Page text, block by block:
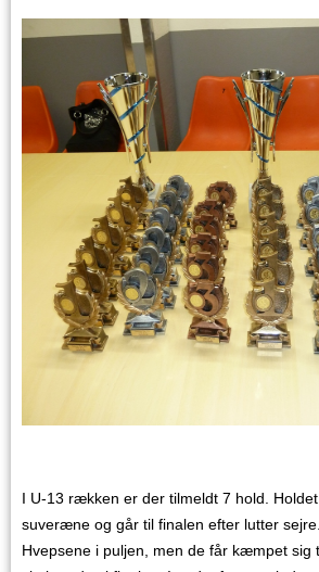
I U-13 rækken er der tilmeldt 7 hold.
suveræne og går til finalen efter lutter
Hvepsene i puljen, men de får kæmpet sig